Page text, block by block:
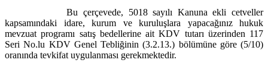
Bu çerçevede, 5018 sayılı Kanuna ekli cetveller
kapsamındaki idare, kurum ve kuruluşlara yapacağınız hukuk
mevzuat programı satış bedellerine ait KDV tutarı üzerinden 117
Seri No.lu KDV Genel Tebliğinin (3.2.13.) bölümüne göre (5/10)
oranında tevkifat uygulanması gerekmektedir.